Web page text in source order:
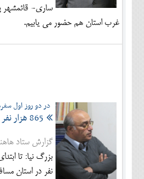
ساری- قائمشهر
غرب استان هم حضور می یابیم.
در دو روز اول
865 هزار نفر در مازندران مقیم شدند
گزارش ستاد